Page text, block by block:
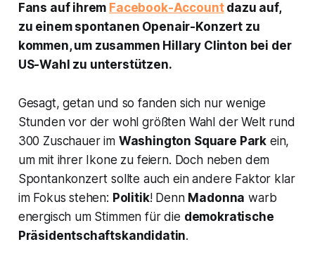
Fans auf ihrem Facebook-Accountdazu auf,
zu einem spontanen Openair-Konzert zu
kommen, um zusammen Hillary Clinton bei der
US-Wahl zu unterstützen.
Gesagt, getan und so fanden sich nur wenige
Stunden vor der wohl größten Wahl der Welt rund
300 Zuschauer im Washington Square Park ein,
um mit ihrer Ikone zu feiern. Doch neben dem
Spontankonzert sollte auch ein andere Faktor klar
im Fokus stehen: Politik! Denn Madonna warb
energisch um Stimmen für die demokratische
Präsidentschaftskandidatin.